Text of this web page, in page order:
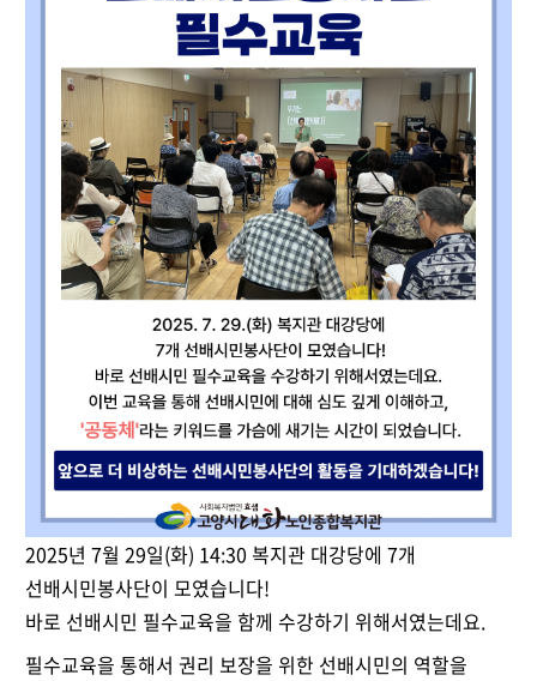
2025년 7월 29일(화) 14:30 복지관 대강당에 7개
선배시민봉사단이 모였습니다!
바로 선배시민 필수교육을 함께 수강하기 위해서였는데요.
필수교육을 통해서 권리 보장을 위한 선배시민의 역할을